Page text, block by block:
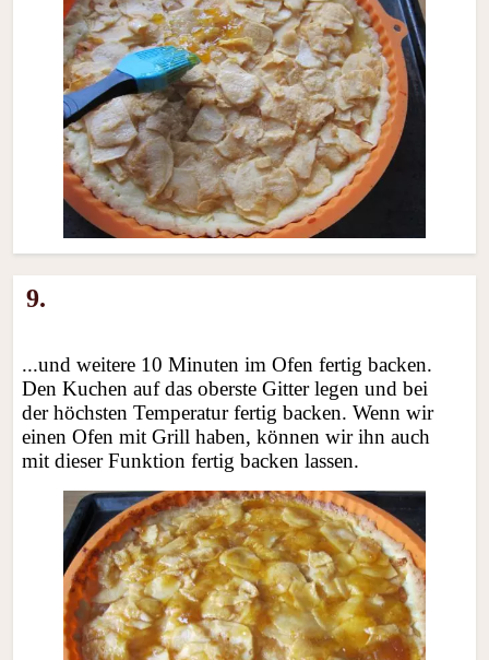
9.
...und weitere 10 Minuten im Ofen fertig backen.
Den Kuchen auf das oberste Gitter legen und bei
der höchsten Temperatur fertig backen. Wenn wir
einen Ofen mit Grill haben, können wir ihn auch
mit dieser Funktion fertig backen lassen.